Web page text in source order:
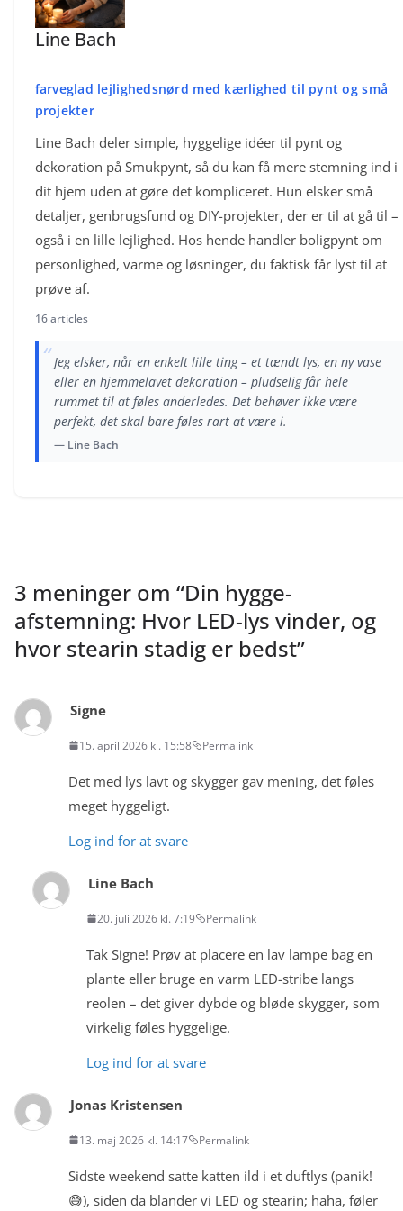
Line Bach
farveglad lejlighedsnørd med kærlighed til pynt og små
projekter
Line Bach deler simple, hyggelige idéer til pynt og
dekoration på Smukpynt, så du kan få mere stemning ind i
dit hjem uden at gøre det kompliceret. Hun elsker små
detaljer, genbrugsfund og DIY-projekter, der er til at gå til –
også i en lille lejlighed. Hos hende handler boligpynt om
personlighed, varme og løsninger, du faktisk får lyst til at
prøve af.
16 articles
“Jeg elsker, når en enkelt lille ting – et tændt lys, en ny vase
eller en hjemmelavet dekoration – pludselig får hele
rummet til at føles anderledes. Det behøver ikke være
perfekt, det skal bare føles rart at være i.
— Line Bach
3 meninger om “Din hygge-
afstemning: Hvor LED-lys vinder, og
hvor stearin stadig er bedst”
Signe
15. april 2026 kl. 15:58 Permalink
Det med lys lavt og skygger gav mening, det føles
meget hyggeligt.
Log ind for at svare
Line Bach
20. juli 2026 kl. 7:19 Permalink
Tak Signe! Prøv at placere en lav lampe bag en
plante eller bruge en varm LED-stribe langs
reolen – det giver dybde og bløde skygger, som
virkelig føles hyggelige.
Log ind for at svare
Jonas Kristensen
13. maj 2026 kl. 14:17 Permalink
Sidste weekend satte katten ild i et duftlys (panik!
😅), siden da blander vi LED og stearin; haha, føler